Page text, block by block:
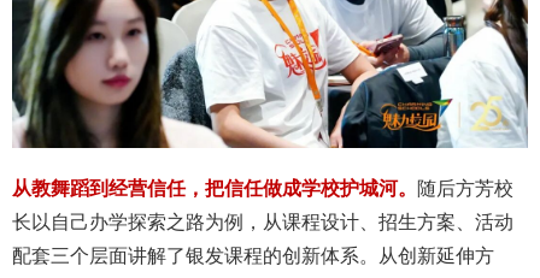
从教舞蹈到经营信任，把信任做成学校护城河。
随后方芳校
长以自己办学探索之路为例，从课程设计、招生方案、活动
配套三个层面讲解了银发课程的创新体系。从创新延伸方